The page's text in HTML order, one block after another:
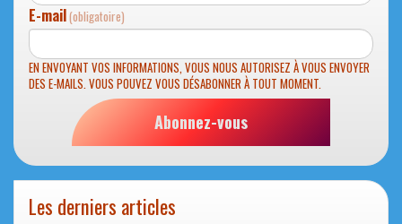
E-mail(obligatoire)
EN ENVOYANT VOS INFORMATIONS, VOUS NOUS AUTORISEZ À VOUS ENVOYER
DES E-MAILS. VOUS POUVEZ VOUS DÉSABONNER À TOUT MOMENT.
Abonnez-vous
Les derniers articles